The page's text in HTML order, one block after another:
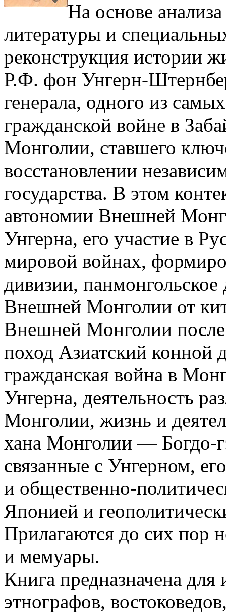
На основе
литературы и
реконструкция истории
Р.Ф. фон Унгерн-
генерала, одного из
гражданской войне в
Монголии, ставшего
восстановлении
государства. В этом
автономии Внешней
Унгерна, его участие в
мировой войнах,
дивизии,
Внешней Монголии от
Внешней Монголии после
поход Азиатский конной
гражданская война в
Унгерна, деятельность
Монголии, жизнь и
хана Монголии — Богдо-
связанные с Унгерном,
и общественно-
Японией и
Прилагаются до сих пор
и мемуары.
Книга предназначена для
этнографов,